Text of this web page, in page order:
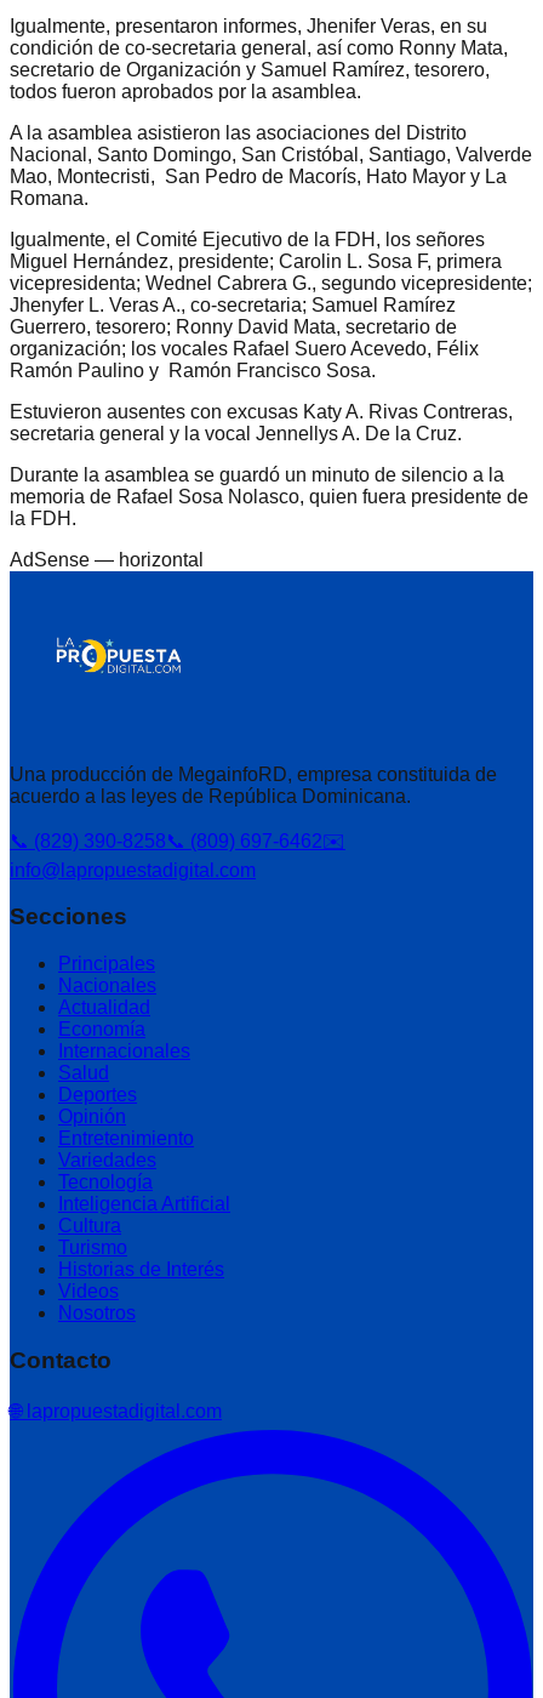
Igualmente, presentaron informes, Jhenifer Veras, en su
condición de co-secretaria general, así como Ronny Mata,
secretario de Organización y Samuel Ramírez, tesorero,
todos fueron aprobados por la asamblea.
A la asamblea asistieron las asociaciones del Distrito
Nacional, Santo Domingo, San Cristóbal, Santiago, Valverde
Mao, Montecristi, San Pedro de Macorís, Hato Mayor y La
Romana.
Igualmente, el Comité Ejecutivo de la FDH, los señores
Miguel Hernández, presidente; Carolin L. Sosa F, primera
vicepresidenta; Wednel Cabrera G., segundo vicepresidente;
Jhenyfer L. Veras A., co-secretaria; Samuel Ramírez
Guerrero, tesorero; Ronny David Mata, secretario de
organización; los vocales Rafael Suero Acevedo, Félix
Ramón Paulino y Ramón Francisco Sosa.
Estuvieron ausentes con excusas Katy A. Rivas Contreras,
secretaria general y la vocal Jennellys A. De la Cruz.
Durante la asamblea se guardó un minuto de silencio a la
memoria de Rafael Sosa Nolasco, quien fuera presidente de
la FDH.
AdSense — horizontal
Una producción de MegainfoRD, empresa constituida de
acuerdo a las leyes de República Dominicana.
📞 (829) 390-8258📞 (809) 697-6462✉️
info@lapropuestadigital.com
Secciones
Principales
Nacionales
Actualidad
Economía
Internacionales
Salud
Deportes
Opinión
Entretenimiento
Variedades
Tecnología
Inteligencia Artificial
Cultura
Turismo
Historias de Interés
Videos
Nosotros
Contacto
🌐 lapropuestadigital.com